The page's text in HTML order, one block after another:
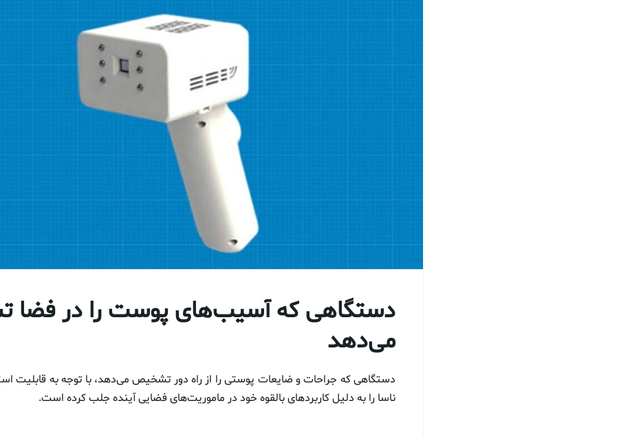
دستگاهی که آسیب‌های پوست را در
می‌دهد
دستگاهی که جراحات و ضایعات پوستی را از راه دور تشخیص می‌دهد، با توجه به قابلیت
ناسا را ​​به دلیل کاربردهای بالقوه خود در ماموریت‌های فضایی آینده جلب کرده است.